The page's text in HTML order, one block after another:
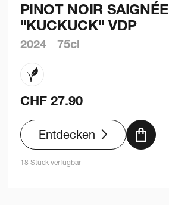
PINOT NOIR SAIGNÉE
"KUCKUCK" VDP
2024 75cl
CHF 27.90
Entdecken
18 Stück verfügbar